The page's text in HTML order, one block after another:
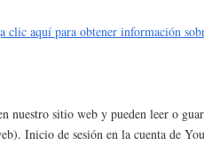
clic aquí para obtener información
nuestro sitio web y pueden leer o
Inicio de sesión en la cuenta de